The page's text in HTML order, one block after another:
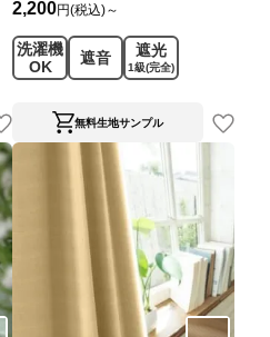
2,200円(税込)～
洗濯機
OK
遮音 遮光
1級(完全)
無料生地サンプル